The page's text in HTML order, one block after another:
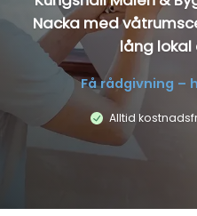
Nacka med
lång
Få rådgivning –
Alltid